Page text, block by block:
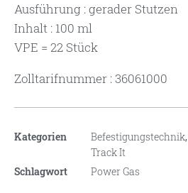
Ausführung : gerader Stutzen
Inhalt : 100 ml
VPE = 22 Stück
Zolltarifnummer : 36061000
Kategorien Befestigungstechnik,
Track It
Schlagwort
Power Gas